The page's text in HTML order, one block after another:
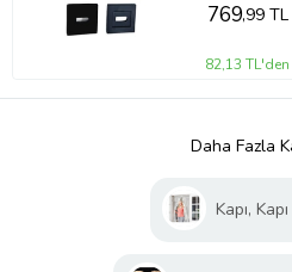
769,99 TL
82,13
Daha Fazla
Kapı,